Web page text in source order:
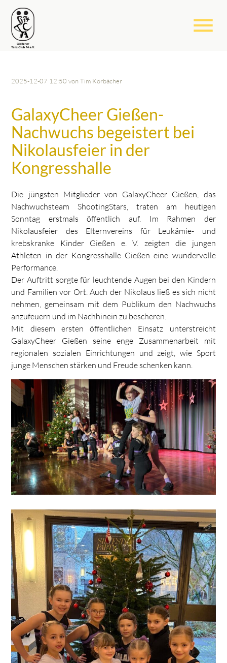
menu
2025-12-07 12:50 von Tim Körbächer
GalaxyCheer Gießen-
Nachwuchs begeistert bei
Nikolausfeier in der
Kongresshalle
Die jüngsten Mitglieder von GalaxyCheer Gießen, das
Nachwuchsteam ShootingStars, traten am heutigen
Sonntag erstmals öffentlich auf. Im Rahmen der
Nikolausfeier des Elternvereins für Leukämie- und
krebskranke Kinder Gießen e. V. zeigten die jungen
Athleten in der Kongresshalle Gießen eine wundervolle
Performance.
Der Auftritt sorgte für leuchtende Augen bei den Kindern
und Familien vor Ort. Auch der Nikolaus ließ es sich nicht
nehmen, gemeinsam mit dem Publikum den Nachwuchs
anzufeuern und im Nachhinein zu bescheren.
Mit diesem ersten öffentlichen Einsatz unterstreicht
GalaxyCheer Gießen seine enge Zusammenarbeit mit
regionalen sozialen Einrichtungen und zeigt, wie Sport
junge Menschen stärken und Freude schenken kann.